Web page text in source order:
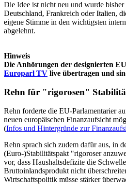
Die Idee ist nicht neu und wurde
Deutschland, Frankreich oder Italien,
eigene Stimme in den wichtigsten
abgelehnt.
Hinweis
Die Anhörungen der designierten
Europarl TV live übertragen und
Rehn für "rigorosen"
Rehn forderte die EU-Parlamentarier
neuen europäischen Finanzaufsicht
(Infos und Hintergründe zur
Rehn sprach sich zudem dafür aus, in
(Euro-)Stabilitätspakt "rigoroser
vor, dass Haushaltsdefizite die
Bruttoinlandsprodukt nicht
Wirtschaftspolitik müsse stärker